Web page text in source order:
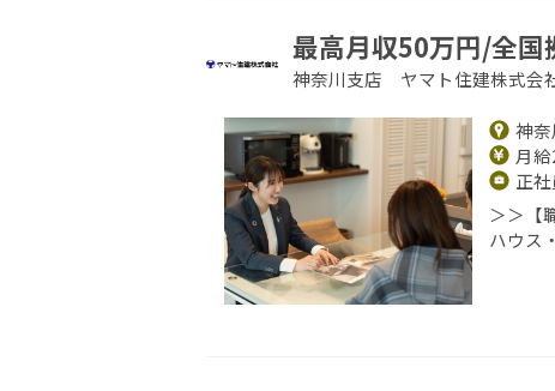
最高月収50万円/全国
神奈川支店 ヤマト住建株式会
神
月
正社
＞＞【
ハウス